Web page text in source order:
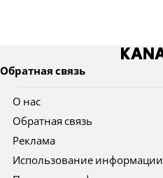
Обратная связь
О нас
Обратная связь
Реклама
Использование информации